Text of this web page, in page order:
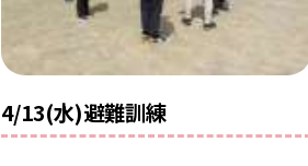
4/13(水)避難訓練